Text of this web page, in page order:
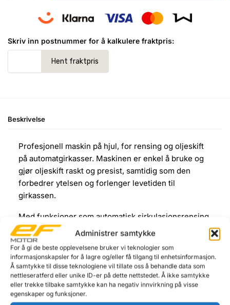
Administrer samtykke
For å gi de beste opplevelsene bruker vi teknologier som
informasjonskapsler for å lagre og/eller få tilgang til enhetsinformasjon.
Å samtykke til disse teknologiene vil tillate oss å behandle data som
nettleseratferd eller unike ID-er på dette nettstedet. Å ikke samtykke
eller trekke tilbake samtykke kan ha negativ innvirkning på visse
egenskaper og funksjoner.
Skriv inn postnummer for å kalkulere fraktpris:
Beskrivelse
Profesjonell maskin på hjul, for rensing og oljeskift
på automatgirkasser. Maskinen er enkel å bruke og
gjør oljeskift raskt og presist, samtidig som den
forbedrer ytelsen og forlenger levetiden til
girkassen.
Med funksjoner som automatisk sirkulasjonsrensing,
presis oljefylling og effektiv utskifting av gammel
olje, er denne automatgirkasse-flusheren ideell for
verksteder som ønsker pålitelige resultater.
Maskinen er kompatibel med et bredt spekter av
bilmodeller fra Europa, USA og Asia.
Spesifikasjoner: